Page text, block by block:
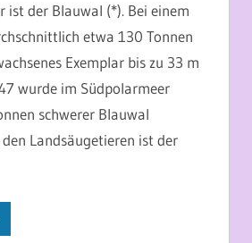
ist der Blauwal (*). Bei einem
etwa 130 Tonnen
Exemplar bis zu 33 m
wurde im Südpolarmeer
schwerer Blauwal
Landsäugetieren ist der